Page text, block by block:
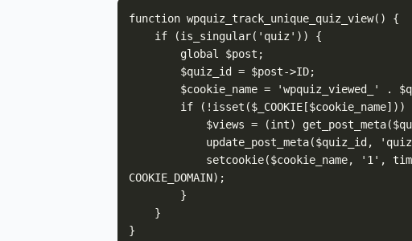
function wpquiz_track_unique_quiz_view() {
COOKIE_DOMAIN);
}